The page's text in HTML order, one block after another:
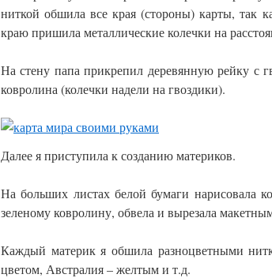
ниткой обшила все края (стороны) карты, так
краю пришила металлические колечки на
На стену папа прикрепил деревянную рейку с
ковролина (колечки надели на гвоздики).
Далее я приступила к созданию материков.
На больших листах белой бумаги нарисовала
зеленому ковролину, обвела и вырезала
Каждый материк я обшила разноцветными
цветом, Австралия – желтым и т.д.